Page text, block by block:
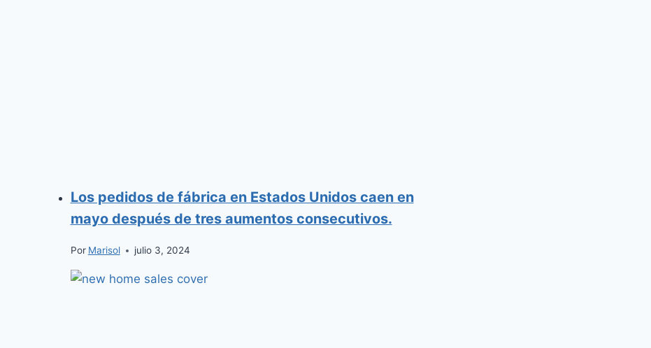
Los pedidos de fábrica en Estados Unidos caen en
mayo después de tres aumentos consecutivos.
Por Marisol julio 3, 2024